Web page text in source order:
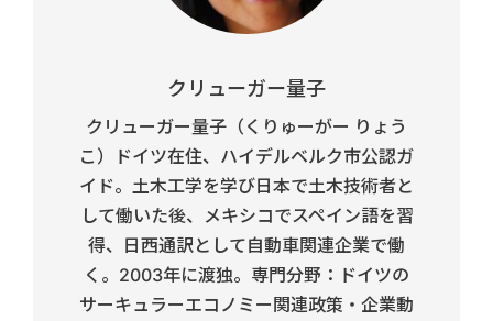
クリューガー量子
クリューガー量子（くりゅーがー りょう
こ）ドイツ在住、ハイデルベルク市公認ガ
イド。土木工学を学び日本で土木技術者と
して働いた後、メキシコでスペイン語を習
得、日西通訳として自動車関連企業で働
く。2003年に渡独。専門分野：ドイツの
サーキュラーエコノミー関連政策・企業動